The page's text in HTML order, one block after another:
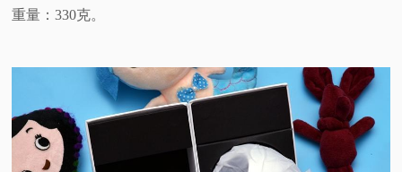
重量：330克。